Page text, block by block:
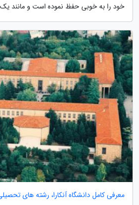
خود را به خوبی حفظ نموده است و مانند یک
معرفی کامل دانشگاه آنکارا، رشته های